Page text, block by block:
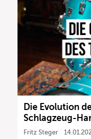
Die Evolution
Schlagzeug-
Fritz Steger